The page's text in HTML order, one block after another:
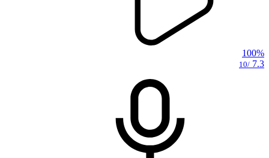
100%
7.3
/10